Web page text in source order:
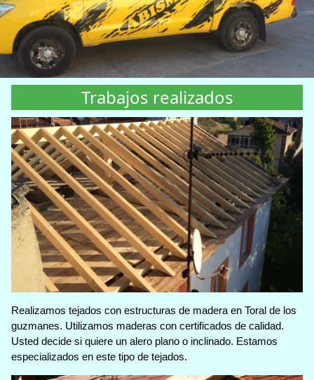
Trabajos realizados
Realizamos tejados con estructuras de madera en Toral de los
guzmanes. Utilizamos maderas con certificados de calidad.
Usted decide si quiere un alero plano o inclinado. Estamos
especializados en este tipo de tejados.